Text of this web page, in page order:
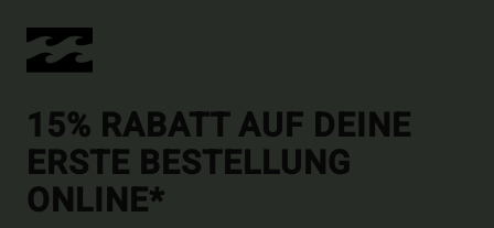
15% RABATT AUF DEINE
ERSTE BESTELLUNG
ONLINE*